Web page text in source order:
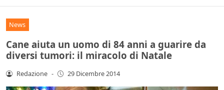
News
Cane aiuta un uomo di 84 anni a guarire da
diversi tumori: il miracolo di Natale
Redazione - 29 Dicembre 2014